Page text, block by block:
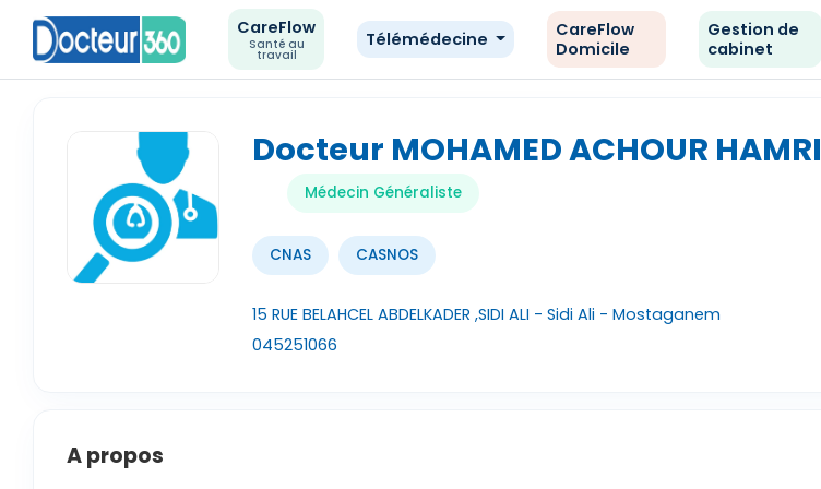
CareFlow
Santé au
travail
Télémédecine
CareFlow
Domicile
Gestion de
cabinet
Docteur MOHAMED ACHOUR HAMRI
Médecin Généraliste
CNAS CASNOS
15 RUE BELAHCEL ABDELKADER ,SIDI ALI - Sidi Ali - Mostaganem
045251066
A propos